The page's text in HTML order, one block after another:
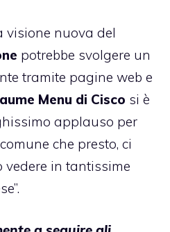
visione nuova del
potrebbe svolgere un
tramite pagine web e
Menu di Cisco si è
applauso per
che presto, ci
in tantissime